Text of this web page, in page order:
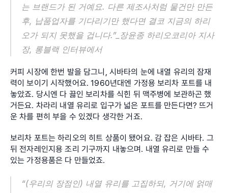
는 브랜드가 된 거예요. 다른 제조사처럼 물건만 만든
후, 납품업자를 기다리기만 했다면 결코 지금의 하리
오가 되지 못했을 겁니다.”_장윤종 하리오코리아 지사
장, 롱블랙 인터뷰에서
커피 시장에 한번 발을 담그니, 시바타의 눈에 내열 유리의 잠재
력이 보이기 시작했어요. 1960년대엔 가정용 보리차 포트를 내
놓았죠. 당시엔 다 끓인 보리차를 식힌 뒤 맥주병에 보관하곤 했
거든요. 차라리 내열 유리로 입구가 넓은 포트를 만든다면? 뜨거
운 차를 편히 부을 수 있겠다 생각한 거죠.
보리차 포트는 하리오의 히트 상품이 됐어요. 감 잡은 시바타. 그
뒤 전자레인지용 조리 기구까지 내놓으며. 내열 유리로 만들 수
있는 가정용품은 다 만들었죠.
“(우리의 장점인) 내열 유리를 고집하되, 거기에 얽매